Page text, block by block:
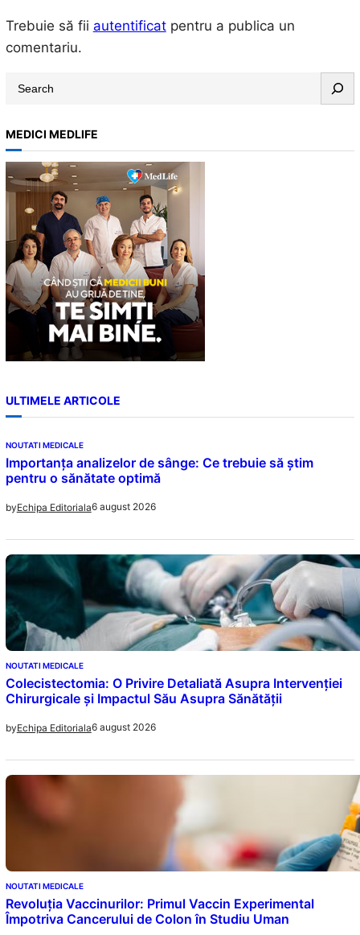
Trebuie să fii autentificatpentru a publica un
comentariu.
a
r
c
h
MEDICI MEDLIFE
ULTIMELE ARTICOLE
NOUTATI MEDICALE
Importanța analizelor de sânge: Ce trebuie să știm
pentru o sănătate optimă
byEchipa Editoriala6 august 2026
NOUTATI MEDICALE
Colecistectomia: O Privire Detaliată Asupra Intervenției
Chirurgicale și Impactul Său Asupra Sănătății
byEchipa Editoriala6 august 2026
NOUTATI MEDICALE
Revoluția Vaccinurilor: Primul Vaccin Experimental
Împotriva Cancerului de Colon în Studiu Uman